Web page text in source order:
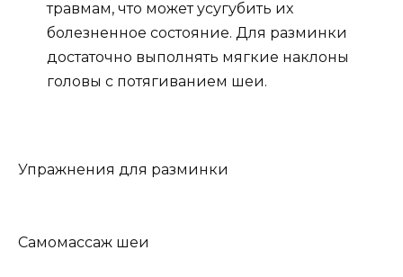
травмам, что может усугубить их
болезненное состояние. Для разминки
достаточно выполнять мягкие наклоны
головы с потягиванием шеи.
Упражнения для разминки
Самомассаж шеи